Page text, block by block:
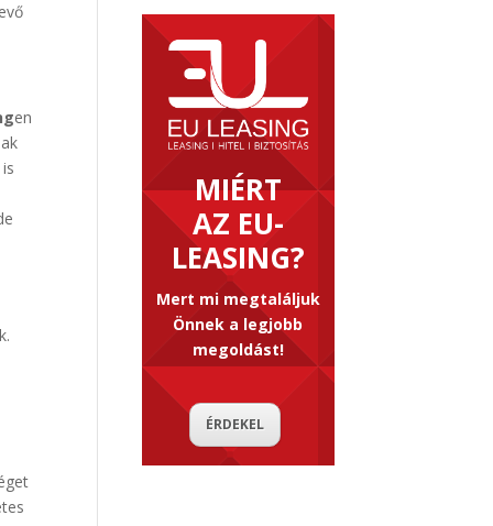
en
MIÉRT
AZ EU-
LEASING?
Mert mi megtaláljuk
Önnek a legjobb
megoldást!
ÉRDEKEL